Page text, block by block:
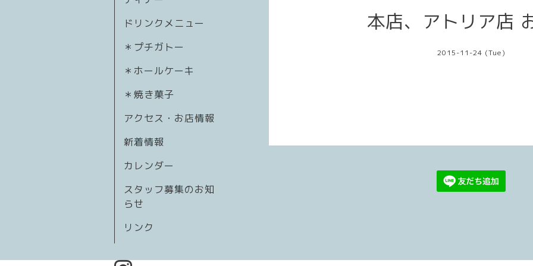
ドリンクメニュー
＊プチガトー
＊ホールケーキ
＊焼き菓子
アクセス・お店情報
新着情報
カレンダー
スタッフ募集のお知
らせ
リンク
本店、アトリア店
2015-11-24 (Tue)